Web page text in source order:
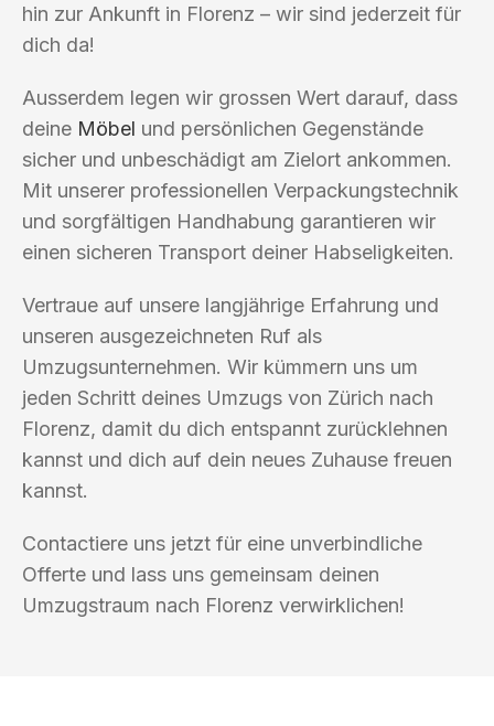
hin zur Ankunft in Florenz – wir sind jederzeit für
dich da!
Ausserdem legen wir grossen Wert darauf, dass
deine Möbel und persönlichen Gegenstände
sicher und unbeschädigt am Zielort ankommen.
Mit unserer professionellen Verpackungstechnik
und sorgfältigen Handhabung garantieren wir
einen sicheren Transport deiner Habseligkeiten.
Vertraue auf unsere langjährige Erfahrung und
unseren ausgezeichneten Ruf als
Umzugsunternehmen. Wir kümmern uns um
jeden Schritt deines Umzugs von Zürich nach
Florenz, damit du dich entspannt zurücklehnen
kannst und dich auf dein neues Zuhause freuen
kannst.
Contactiere uns jetzt für eine unverbindliche
Offerte und lass uns gemeinsam deinen
Umzugstraum nach Florenz verwirklichen!